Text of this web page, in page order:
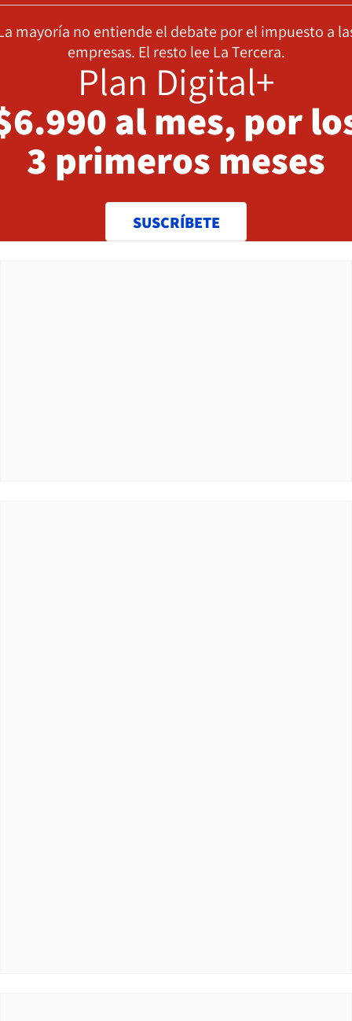
mayoría no entiende el debate por el impuesto a
empresas. El resto lee La Tercera.
Plan Digital+
al mes, por
3 primeros meses
SUSCRÍBETE